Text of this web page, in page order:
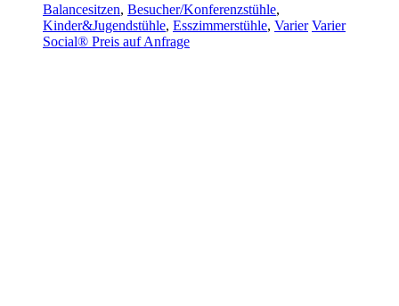
Balancesitzen, Besucher/Konferenzstühle,
Kinder&Jugendstühle, Esszimmerstühle, Varier Varier
Social® Preis auf Anfrage